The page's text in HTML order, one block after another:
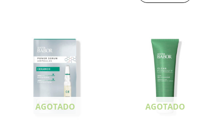
AGOTADO AGOTADO